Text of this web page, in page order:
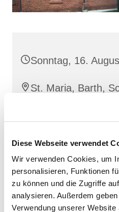
Diese Webseite verwendet
Wir verwenden Cookies, um
personalisieren, Funktionen
zu können und die Zugriffe
analysieren. Außerdem
Verwendung unserer
Sonntag, 16.
St. Maria, Barth,